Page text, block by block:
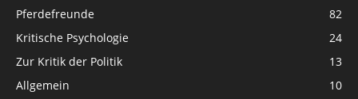
Pferdefreunde
82
Kritische Psychologie
24
Zur Kritik der Politik
13
Allgemein
10